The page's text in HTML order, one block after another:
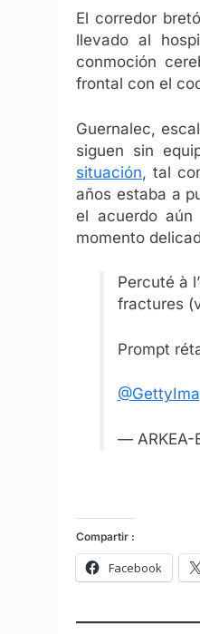
El corredor
llevado al
conmoción
frontal con el
Guernalec,
siguen sin
situación, tal
años estaba a
el acuerdo
momento
Percuté à
fractures
Prompt
— ARKEA-
Compartir :
Facebook